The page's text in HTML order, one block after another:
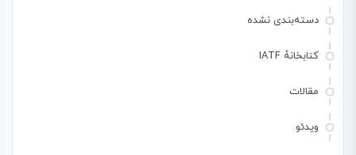
دسته‌بندی نشده
کتابخانهٔ IATF
مقالات
ویدئو